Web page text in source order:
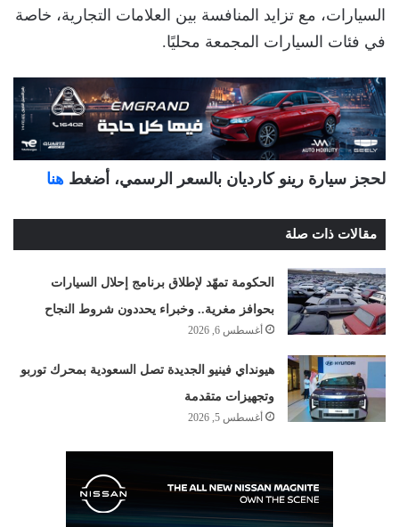
السيارات، مع تزايد المنافسة بين العلامات التجارية، خاصة
في فئات السيارات المجمعة محليًا.
لحجز سيارة رينو كارديان بالسعر الرسمي، أضغط هنا
مقالات ذات صلة
الحكومة تمهّد لإطلاق برنامج إحلال السيارات
بحوافز مغرية.. وخبراء يحددون شروط النجاح
أغسطس 6, 2026
هيونداي فينيو الجديدة تصل السعودية بمحرك توربو
وتجهيزات متقدمة
أغسطس 5, 2026